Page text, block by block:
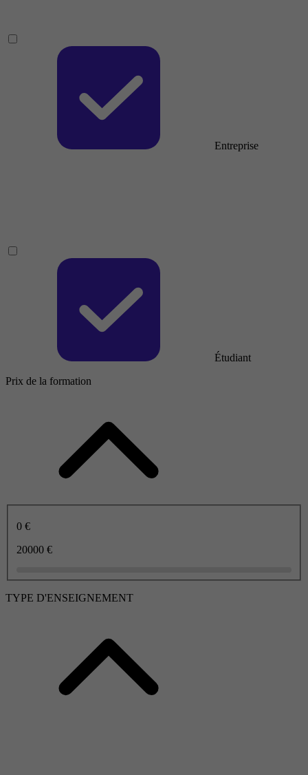
Entreprise
Étudiant
Prix de la formation
0 €
20000 €
TYPE D'ENSEIGNEMENT